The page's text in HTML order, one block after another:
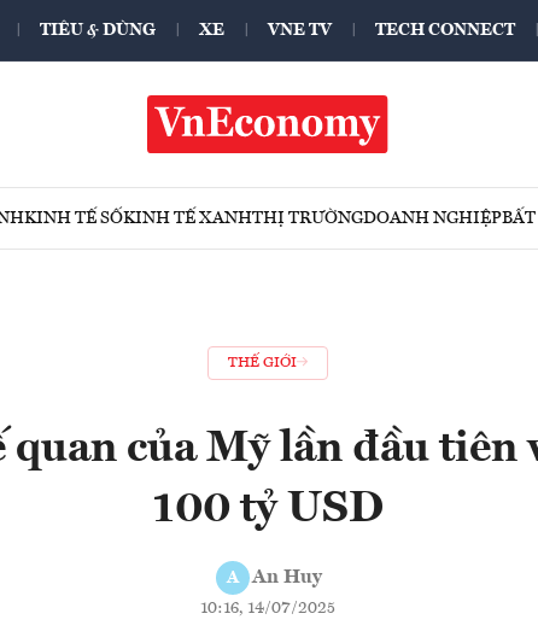
TIÊU & DÙNG XE VNE TV TECH CONNECT
KINH TẾ SỐKINH TẾ XANHTHỊ TRƯỜNGDOANH NGHIỆPBẤT
THẾ GIỚI
quan của Mỹ lần đầu tiên
100 tỷ USD
A An Huy
10:16, 14/07/2025